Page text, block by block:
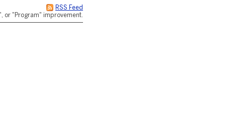
RSS Feed
or "Program" improvement.